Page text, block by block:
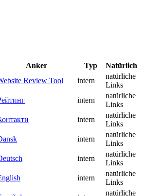
Anker Typ
Natürlich
Review Tool
intern
natürliche
Links
intern
natürliche
Links
intern
natürliche
Links
intern
natürliche
Links
intern
natürliche
Links
intern
natürliche
Links
natürliche